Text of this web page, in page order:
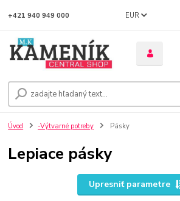
EUR
+421 940 949 000
Úvod -Výtvarné potreby Pásky
Lepiace pásky
Upresniť parametre